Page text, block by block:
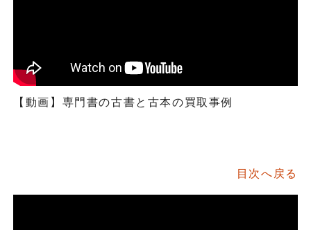
【動画】専門書の古書と古本の買取事例
目次へ戻る